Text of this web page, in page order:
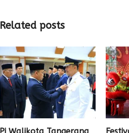
Related posts